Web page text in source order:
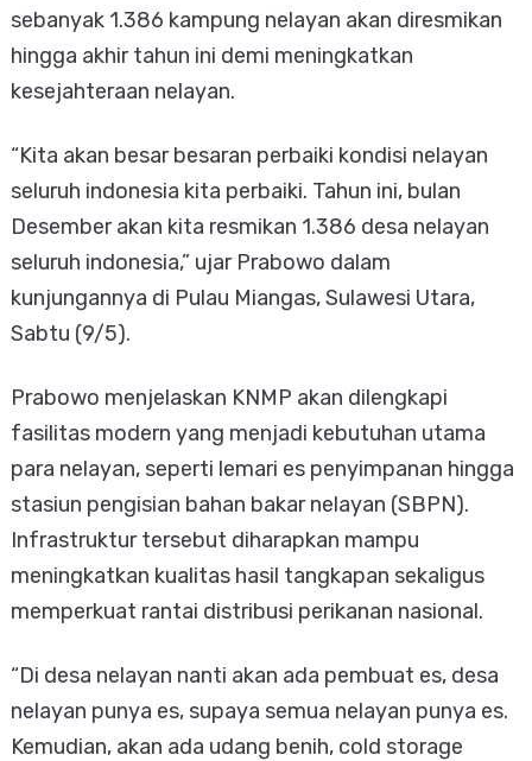
sebanyak 1.386 kampung nelayan akan diresmikan
hingga akhir tahun ini demi meningkatkan
kesejahteraan nelayan.
“Kita akan besar besaran perbaiki kondisi nelayan
seluruh indonesia kita perbaiki. Tahun ini, bulan
Desember akan kita resmikan 1.386 desa nelayan
seluruh indonesia,” ujar Prabowo dalam
kunjungannya di Pulau Miangas, Sulawesi Utara,
Sabtu (9/5).
Prabowo menjelaskan KNMP akan dilengkapi
fasilitas modern yang menjadi kebutuhan utama
para nelayan, seperti lemari es penyimpanan hingga
stasiun pengisian bahan bakar nelayan (SBPN).
Infrastruktur tersebut diharapkan mampu
meningkatkan kualitas hasil tangkapan sekaligus
memperkuat rantai distribusi perikanan nasional.
“Di desa nelayan nanti akan ada pembuat es, desa
nelayan punya es, supaya semua nelayan punya es.
Kemudian, akan ada udang benih, cold storage